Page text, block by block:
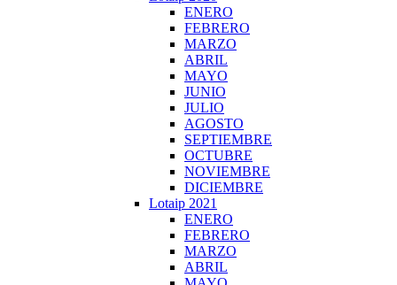
ENERO
FEBRERO
MARZO
ABRIL
MAYO
JUNIO
JULIO
AGOSTO
SEPTIEMBRE
OCTUBRE
NOVIEMBRE
DICIEMBRE
Lotaip 2021
ENERO
FEBRERO
MARZO
ABRIL